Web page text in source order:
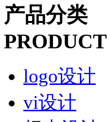
产品分类
PRODUCT
logo设计
vi设计